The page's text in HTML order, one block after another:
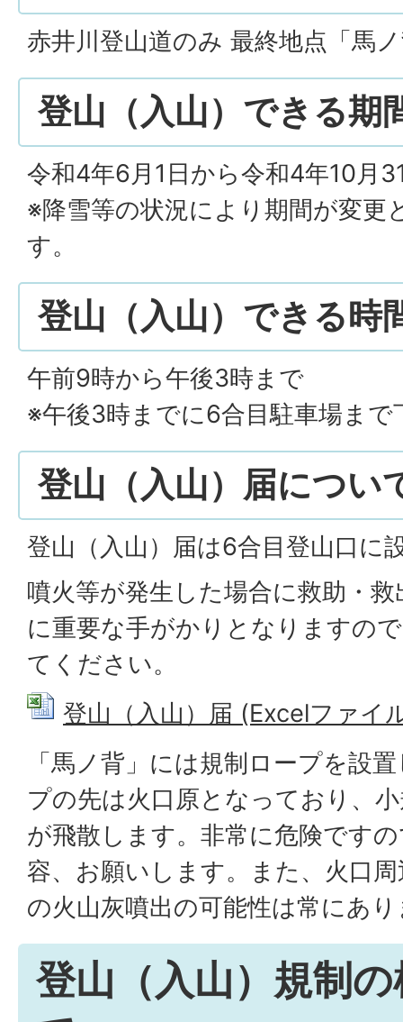
赤井川登山道のみ 最終地点「馬
登山（入山）できる期
令和4年6月1日から令和4年10月
※降雪等の状況により期間が変更
す。
登山（入山）できる時
午前9時から午後3時まで
※午後3時までに6合目駐車場ま
登山（入山）届につい
登山（入山）届は6合目登山口に
噴火等が発生した場合に救助・
に重要な手がかりとなりますの
てください。
登山（入山）届 (Excelファイ
「馬ノ背」には規制ロープを設
プの先は火口原となっており、
が飛散します。非常に危険です
容、お願いします。また、火口
の火山灰噴出の可能性は常にあ
登山（入山）規制